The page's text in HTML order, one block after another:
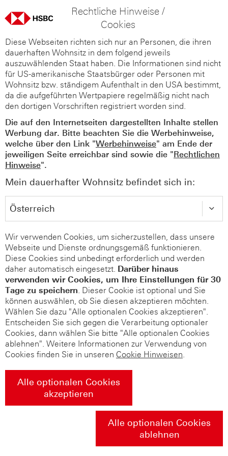
Rechtliche Hinweise /
Cookies
Diese Webseiten richten sich nur an Personen, die ihren
dauerhaften Wohnsitz in dem folgend jeweils
auszuwählenden Staat haben. Die Informationen sind nicht
für US-amerikanische Staatsbürger oder Personen mit
Wohnsitz bzw. ständigem Aufenthalt in den USA bestimmt,
da die aufgeführten Wertpapiere regelmäßig nicht nach
den dortigen Vorschriften registriert worden sind.
Die auf den Internetseiten dargestellten Inhalte stellen
Werbung dar. Bitte beachten Sie die Werbehinweise,
welche über den Link "Werbehinweise" am Ende der
jeweiligen Seite erreichbar sind sowie die "Rechtlichen
Hinweise".
Mein dauerhafter Wohnsitz befindet sich in:
Wir verwenden Cookies, um sicherzustellen, dass unsere
Webseite und Dienste ordnungsgemäß funktionieren.
Diese Cookies sind unbedingt erforderlich und werden
daher automatisch eingesetzt. Darüber hinaus
verwenden wir Cookies, um Ihre Einstellungen für 30
Tage zu speichern. Dieser Cookie ist optional und Sie
können auswählen, ob Sie diesen akzeptieren möchten.
Wählen Sie dazu "Alle optionalen Cookies akzeptieren".
Entscheiden Sie sich gegen die Verarbeitung optionaler
Cookies, dann wählen Sie bitte "Alle optionalen Cookies
ablehnen". Weitere Informationen zur Verwendung von
Cookies finden Sie in unseren Cookie Hinweisen.
Alle optionalen Cookies
akzeptieren
Alle optionalen Cookies
ablehnen